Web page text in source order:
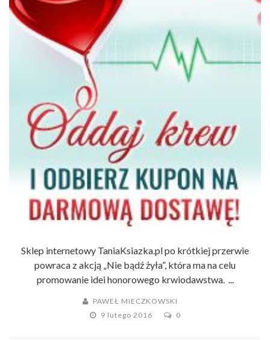
Sklep internetowy TaniaKsiazka.pl po krótkiej przerwie
powraca z akcją „Nie bądź żyła”, która ma na celu
promowanie idei honorowego krwiodawstwa. ...
PAWEŁ MIECZKOWSKI
9 lutego 2016
0